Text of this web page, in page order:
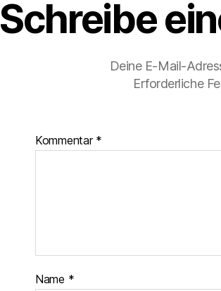
Schreibe
Deine E-Mail-
Erforderliche
Kommentar *
Name *